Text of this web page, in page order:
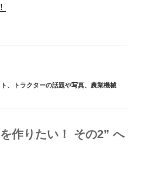
、 トラクターの話題や写真、 農業機械
作りたい！ その2” へ